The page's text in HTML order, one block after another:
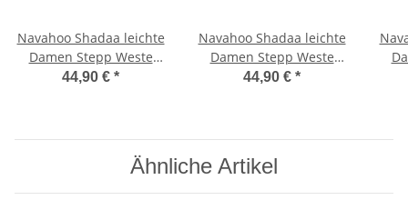
Navahoo Shadaa leichte
Damen Stepp Weste
B696 Altrosa Größe XL -
44,90 € *
Navahoo Shadaa leichte
Damen Stepp Weste
B696 Altrosa Größe XXL -
44,90 € *
Ähnliche Artikel